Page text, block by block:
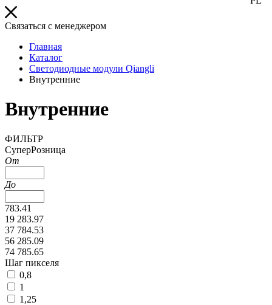
Связаться с менеджером
Главная
Каталог
Светодиодные модули Qiangli
Внутренние
Внутренние
ФИЛЬТР
СуперРозница
От
До
783.41
19 283.97
37 784.53
56 285.09
74 785.65
Шаг пикселя
0,8
1
1,25